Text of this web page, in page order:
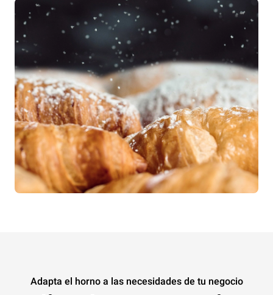
Adapta el horno a las necesidades de tu negocio